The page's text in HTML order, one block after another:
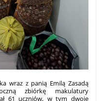
wraz z panią Emilą Zasadą
zbiórkę makulatury
61 uczniów, w tym dwoje